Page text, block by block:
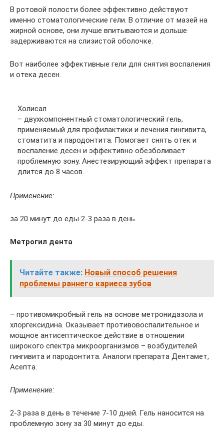
В ротовой полости более эффективно действуют
именно стоматологические гели. В отличие от мазей на
жирной основе, они лучше впитываются и дольше
задерживаются на слизистой оболочке.
Вот наиболее эффективные гели для снятия воспаления
и отека десен.
Холисал
– двухкомпонентный стоматологический гель,
применяемый для профилактики и лечения гингивита,
стоматита и пародонтита. Помогает снять отек и
воспаление десен и эффективно обезболивает
проблемную зону. Анестезирующий эффект препарата
длится до 8 часов.
Применение:
за 20 минут до еды 2-3 раза в день.
Метрогил дента
Читайте также: Новый способ решения
проблемы раннего кариеса зубов
– противомикробный гель на основе метронидазола и
хлоргексидина. Оказывает противовоспалительное и
мощное антисептическое действие в отношении
широкого спектра микроорганизмов – возбудителей
гингивита и пародонтита. Аналоги препарата Дентамет,
Асепта.
Применение:
2-3 раза в день в течение 7-10 дней. Гель наносится на
проблемную зону за 30 минут до еды.